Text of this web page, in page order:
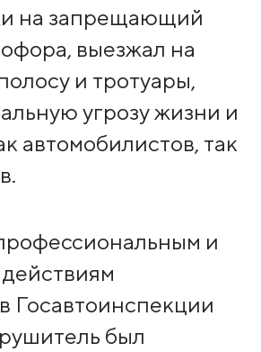
на запрещающий
выезжал на
и тротуары,
угрозу жизни и
автомобилистов, так
и
Госавтоинспекции
был